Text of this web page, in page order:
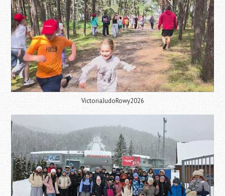
VictoriaJudoRowy2026